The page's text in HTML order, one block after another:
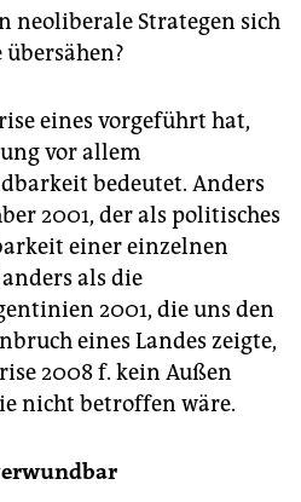
neoliberale Strategen sich
eines vorgeführt hat,
vor allem
bedeutet. Anders
2001, der als politisches
einer einzelnen
als die
2001, die uns den
eines Landes zeigte,
2008 f. kein Außen
nicht betroffen wäre.